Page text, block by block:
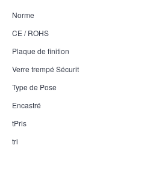
Norme
CE / ROHS
Plaque de finition
Verre trempé Sécurit
Type de Pose
Encastré
tPris
tri